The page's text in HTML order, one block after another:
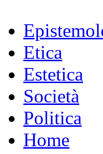
Etica
Estetica
Società
Politica
Home